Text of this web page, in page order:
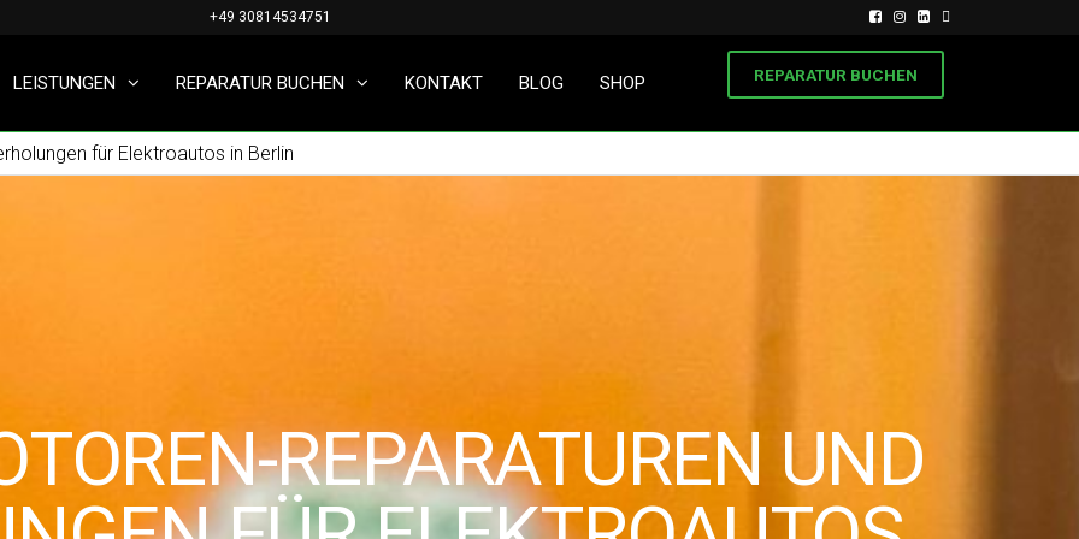
+49 30814534751
LEISTUNGEN REPARATUR BUCHEN KONTAKT BLOG SHOP REPARATUR BUCHEN
für Elektroautos in Berlin
REPARATUREN UND